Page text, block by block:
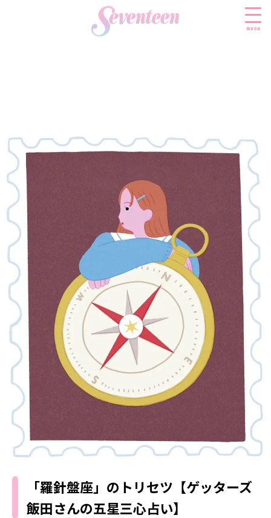
menu
ファッションニュース
モデル私服
着回し
着痩せ
BEAUTY
ビューティニュース
トレンドメイク
ベストコスメ
ヘアアレンジ・ヘアケア
スキンケア
ボディケア
SCHOOL
スクールニュース
制服コーデ
学校ヘアメイク
勉強・受験・進路
ENTERTAINMENT
なにわ男子
K-POP
LIFESTYLE
ライフスタイルニュース
JKランキング・アワード
モデルの購入品
おでかけ
お悩み相談
JK TREND
JKトレンドニュース
MODELS
MODEL'S BLOG
TikTok
Instagram
YouTube
FORTUNE
ゲッターズ飯田
MISS SEVENTEEN
ミスセブンティーンニュース
MAGAZINE
INFORMATION
Seventeenについて
「羅針盤座」のトリセツ【ゲッターズ
飯田さんの五星三心占い】